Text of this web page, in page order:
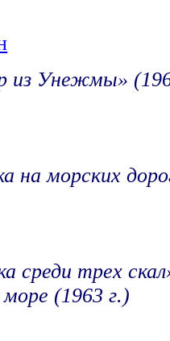
из Унежмы»
на морских
среди трех
(1963 г.)